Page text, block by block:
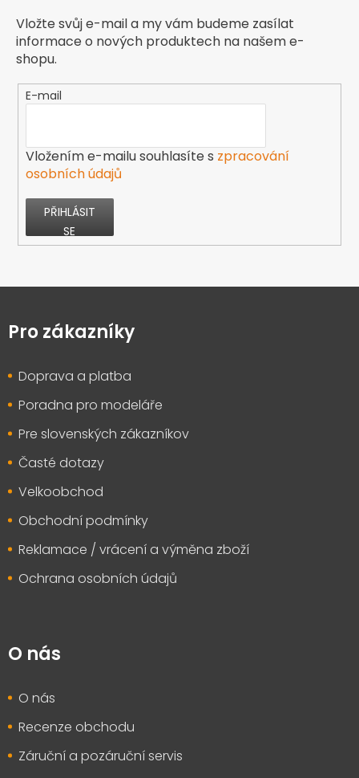
Vložte svůj e-mail a my vám budeme zasílat
informace o nových produktech na našem e-
shopu.
E-mail
Vložením e-mailu souhlasíte s zpracování
osobních údajů
PŘIHLÁSIT
SE
Z
pPro zákazníky
Doprava a platba
Poradna pro modeláře
Pre slovenských zákazníkov
Časté dotazy
Velkoobchod
Obchodní podmínky
Reklamace / vrácení a výměna zboží
Ochrana osobních údajů
O nás
O nás
Recenze obchodu
Záruční a pozáruční servis